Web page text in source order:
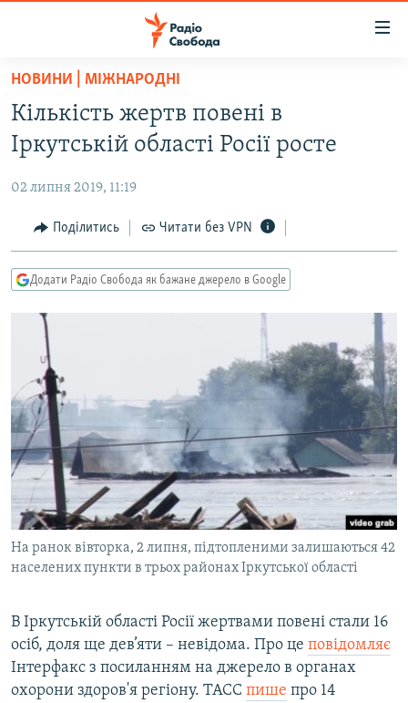
Перейти
основного
матеріалу
Перейти
до
навігації
Перейти
до
СТАТТІ
ПОЛІТИКА
ЕКОНОМІКА
КУЛЬТУРА
СПОРТ
УКРАЇНА
СВІТ
ВІЙНА
РОСІЙСЬКА «ФІЛЬТРАЦІЯ»
КРИМ.РЕАЛІЇ
ТИ ЯК?
СХЕМИ
КИТАЙ.ВИКЛИКИ
МУЛЬТИМЕДІА
ФОТО
СПЕЦПРОЄКТИ
ПОДКАСТИ
КРИМ РЕАЛІЇ
УКР
КТАТ
НОВИНИ | МІЖНАРОДНІ
Кількість жертв повені в
Іркутській області Росії росте
02 липня 2019, 11:19
Поділитись Читати без VPN
Додати Радіо Свобода як бажане джерело в Google
На ранок вівторка, 2 липня, підтопленими залишаються 42
населених пункти в трьох районах Іркутської області
В Іркутській області Росії жертвами повені стали 16
осіб, доля ще дев’яти – невідома. Про це повідомляє
Інтерфакс з посиланням на джерело в органах
охорони здоров'я регіону. ТАСС пише про 14